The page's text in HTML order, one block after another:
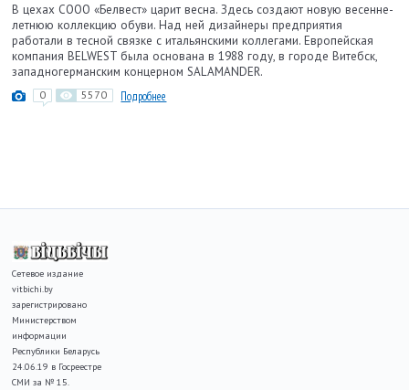
В цехах СООО «Белвест» царит весна. Здесь создают новую весенне-
летнюю коллекцию обуви. Над ней дизайнеры предприятия
работали в тесной связке с итальянскими коллегами. Европейская
компания BELWEST была основана в 1988 году, в городе Витебск,
западногерманским концерном SALAMANDER.
0 5570 Подробнее
Сетевое издание
vitbichi.by
зарегистрировано
Министерством
информации
Республики Беларусь
24.06.19 в Госреестре
СМИ за № 15.